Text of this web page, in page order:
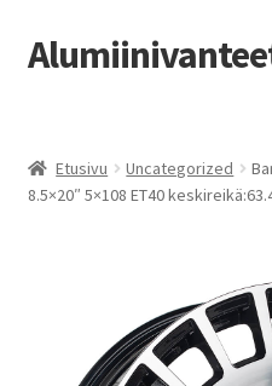
Siirry
navigointiin
Siirry
sisältöön
Kauppa
Vanteiden osto-opas
Etusivu Uncategorized
8.5×20″ 5×108 ET40